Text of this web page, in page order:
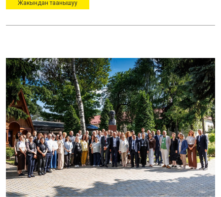
Жакындан таанышуу